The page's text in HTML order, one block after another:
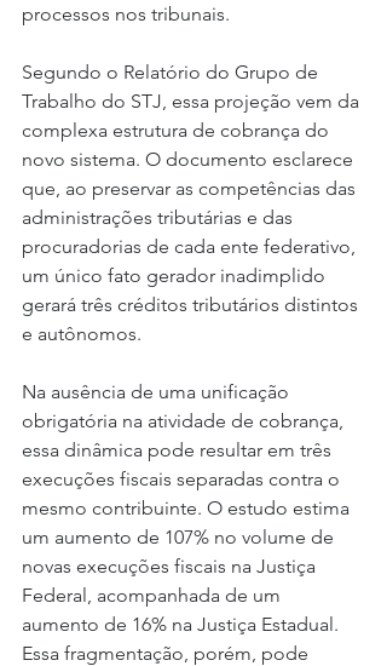
processos nos tribunais.
Segundo o Relatório do Grupo de
Trabalho do STJ, essa projeção vem da
complexa estrutura de cobrança do
novo sistema. O documento esclarece
que, ao preservar as competências das
administrações tributárias e das
procuradorias de cada ente federativo,
um único fato gerador inadimplido
gerará três créditos tributários distintos
e autônomos.
Na ausência de uma unificação
obrigatória na atividade de cobrança,
essa dinâmica pode resultar em três
execuções fiscais separadas contra o
mesmo contribuinte. O estudo estima
um aumento de 107% no volume de
novas execuções fiscais na Justiça
Federal, acompanhada de um
aumento de 16% na Justiça Estadual.
Essa fragmentação, porém, pode